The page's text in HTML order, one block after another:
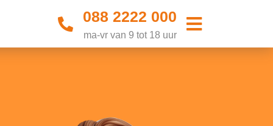
088 2222 000
ma-vr van 9 tot 18 uur